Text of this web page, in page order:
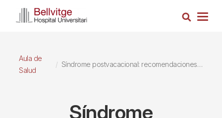
Busca
Aula de
Salud
Síndrome postvacacional: recomendaciones a seguir
Síndrome